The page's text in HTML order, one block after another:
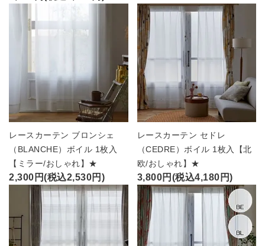
レースカーテン ブロンシェ
（BLANCHE）ボイル 1枚入
【ミラー/おしゃれ】★
2,300円(税込2,530円)
レースカーテン セドレ
（CEDRE）ボイル 1枚入【北
欧/おしゃれ】★
3,800円(税込4,180円)